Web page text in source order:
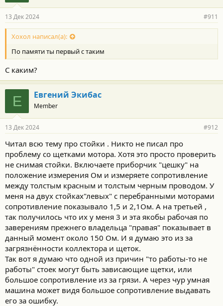
13 Дек 2024 #911
Хохол написал(а):
По памяти ты первый с таким
С каким?
Е Евгений Экибас
Member
13 Дек 2024 #912
Читал всю тему про стойки . Никто не писал про
проблему со щетками мотора. Хотя это просто проверить
не снимая стойки. Включаете приборчик "цешку" на
положение измерения Ом и измеряете сопротивление
между толстым красным и толстым черным проводом. У
меня на двух стойках"левых" с перебранными моторами
сопротивление показывало 1,5 и 2,1Ом. А на третьей ,
так получилось что их у меня 3 и эта якобы рабочая по
заверениям прежнего владельца "правая" показывает в
данный момент около 150 Ом. И я думаю это из за
загрязнённости коллектора и щеток.
Так вот я думаю что одной из причин "то работы-то не
работы" стоек могут быть зависающие щетки, или
большое сопротивление из за грязи. А через чур умная
машина может видя большое сопротивление выдавать
его за ошибку.